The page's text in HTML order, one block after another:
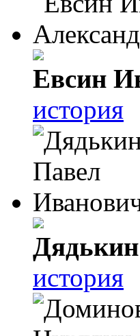
Евсин
история
история